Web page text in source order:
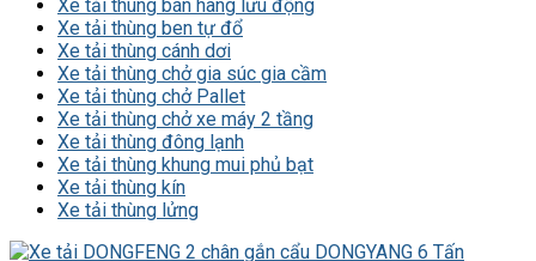
Xe tải thùng bán hàng lưu động
Xe tải thùng ben tự đổ
Xe tải thùng cánh dơi
Xe tải thùng chở gia súc gia cầm
Xe tải thùng chở Pallet
Xe tải thùng chở xe máy 2 tầng
Xe tải thùng đông lạnh
Xe tải thùng khung mui phủ bạt
Xe tải thùng kín
Xe tải thùng lửng